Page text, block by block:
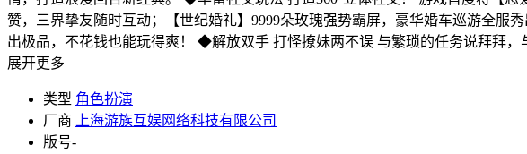
赞，三界挚友随时互动；【世纪婚礼】9999朵玫瑰强势霸屏，豪华婚车巡游全
出极品，不花钱也能玩得爽！ ◆解放双手 打怪撩妹两不误 与繁琐的任务说拜拜
展开更多
类型 角色扮演
厂商
上海游族互娱网络科技有限公司
版号-